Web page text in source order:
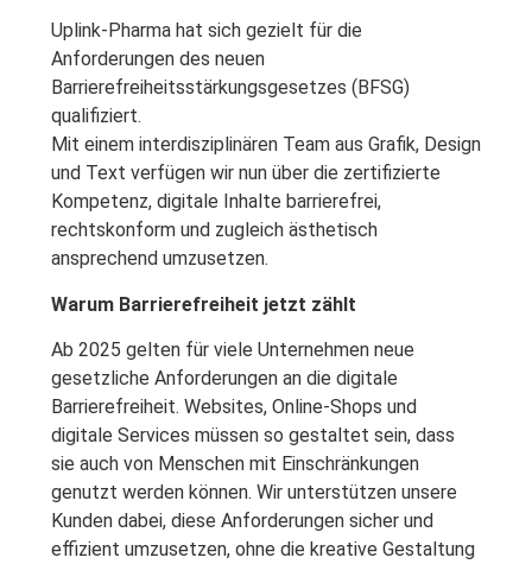
Uplink-Pharma hat sich gezielt für die
Anforderungen des neuen
Barrierefreiheitsstärkungsgesetzes (BFSG)
qualifiziert.
Mit einem interdisziplinären Team aus Grafik, Design
und Text verfügen wir nun über die zertifizierte
Kompetenz, digitale Inhalte barrierefrei,
rechtskonform und zugleich ästhetisch
ansprechend umzusetzen.
Warum Barrierefreiheit jetzt zählt
Ab 2025 gelten für viele Unternehmen neue
gesetzliche Anforderungen an die digitale
Barrierefreiheit. Websites, Online-Shops und
digitale Services müssen so gestaltet sein, dass
sie auch von Menschen mit Einschränkungen
genutzt werden können. Wir unterstützen unsere
Kunden dabei, diese Anforderungen sicher und
effizient umzusetzen, ohne die kreative Gestaltung